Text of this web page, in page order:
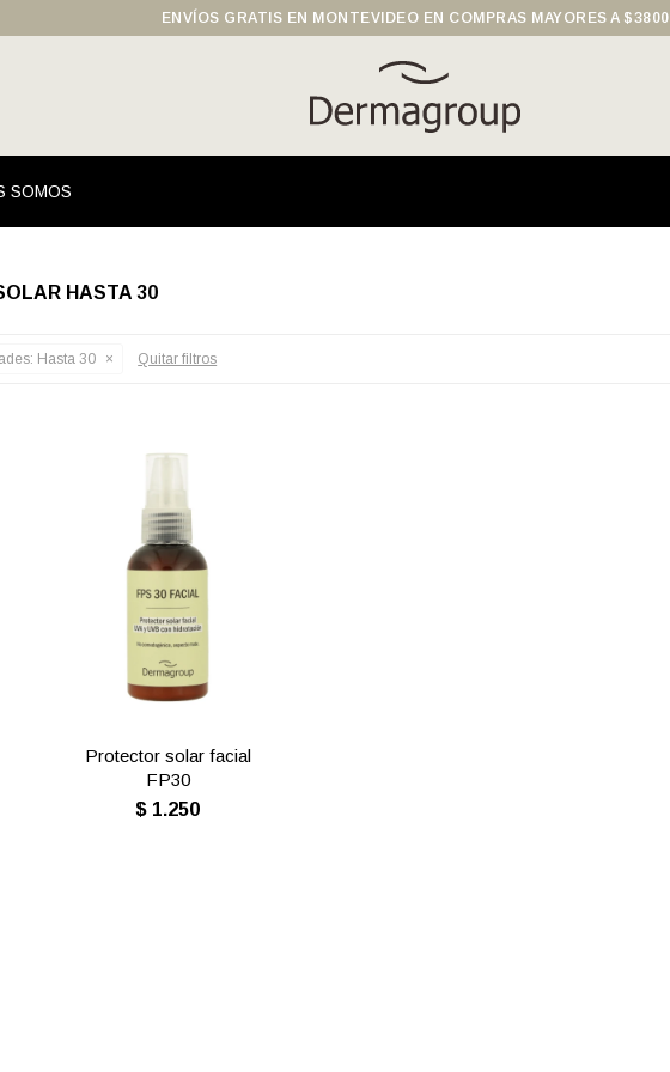
SOMOS
ENVÍOS GRATIS EN MONTEVIDEO EN COMPRAS MAYORES A $3800
HASTA 30
Hasta 30 Quitar filtros
Protector solar facial
FP30
$ 1.250